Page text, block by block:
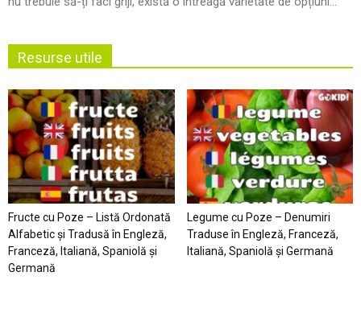
Resurse utile
Fructe cu Poze – Listă Ordonată
Alfabetic şi Tradusă în Engleză,
Franceză, Italiană, Spaniolă şi
Germană
Legume cu Poze – Denumiri
Traduse în Engleză, Franceză,
Italiană, Spaniolă şi Germană